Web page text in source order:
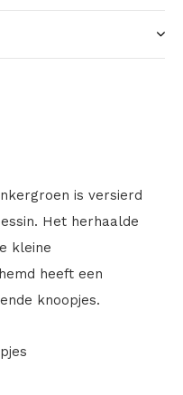
is versierd
Het herhaalde
kleine
heeft een
knoopjes.